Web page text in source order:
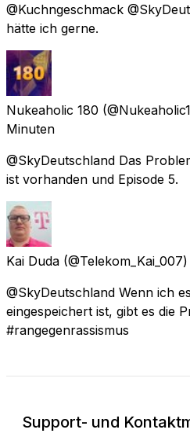
@Kuchngeschmack
hätte ich gerne.
Nukeaholic 180
Minuten
@SkyDeutschland Das
ist vorhanden und Episode 5.
Kai Duda
@SkyDeutschland Wenn ich
eingespeichert ist, gibt es die
#rangegenrassismus
Support- und